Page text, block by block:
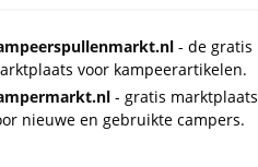
- de gratis
voor kampeerartikelen.
- gratis marktplaats
nieuwe en gebruikte campers.